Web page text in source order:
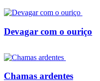
Devagar com o ouriço
Chamas ardentes